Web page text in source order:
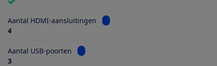
Aantal HDMI-aansluitingen
Bekijk informatie voor Aantal
4
Aantal USB-poorten
Bekijk informatie voor Aantal USB-poorten
3